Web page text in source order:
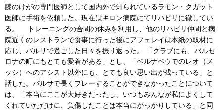
膝のけがの専門医師として国内外で知られているラモン・クガット
医師に手術を依頼した。現在はキロン病院にてリハビリに徹してい
る。 トレーニングの合間の休みを利用し、他のリハビリ仲間と病
院近くのレストランで食事に行った後にアフェレイは本紙の取材に
応じ、バルサで過ごした日々を振り返った。 「クラブにも、バルセ
ロナの町にもとても愛着がある」とし、「ベルナベウでのレオ（メ
ッシ）へのアシスト以外にも、とても良い思い出が残っている」と
話した。バルサで長くプレーすることができなかったことについて
は、「本当にここが大好きだったし、いつもみんなが私によくして
くれていただけに、負傷したことは本当にがっかりしている」と同